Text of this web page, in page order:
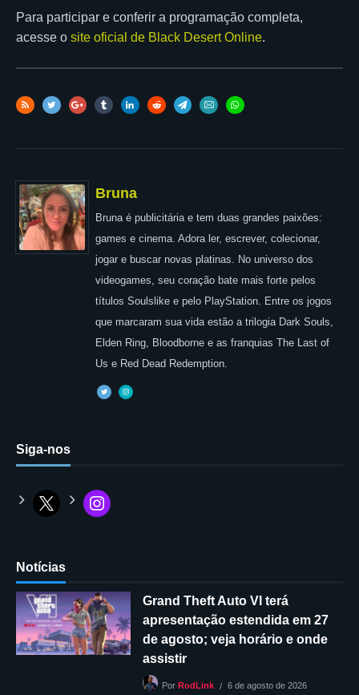
Para participar e conferir a programação completa,
acesse o site oficial de Black Desert Online.
Bruna
Bruna é publicitária e tem duas grandes paixões:
games e cinema. Adora ler, escrever, colecionar,
jogar e buscar novas platinas. No universo dos
videogames, seu coração bate mais forte pelos
títulos Soulslike e pelo PlayStation. Entre os jogos
que marcaram sua vida estão a trilogia Dark Souls,
Elden Ring, Bloodborne e as franquias The Last of
Us e Red Dead Redemption.
Siga-nos
Notícias
Grand Theft Auto VI terá
apresentação estendida em 27
de agosto; veja horário e onde
assistir
Por RodLink 6 de agosto de 2026